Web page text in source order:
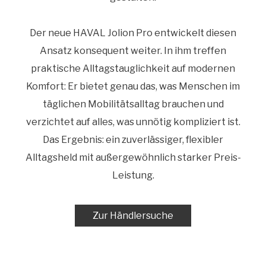
Der neue HAVAL Jolion Pro entwickelt diesen
Ansatz konsequent weiter. In ihm treffen
praktische Alltagstauglichkeit auf modernen
Komfort: Er bietet genau das, was Menschen im
täglichen Mobilitätsalltag brauchen und
verzichtet auf alles, was unnötig kompliziert ist.
Das Ergebnis: ein zuverlässiger, flexibler
Alltagsheld mit außergewöhnlich starker Preis-
Leistung.
Zur Händlersuche